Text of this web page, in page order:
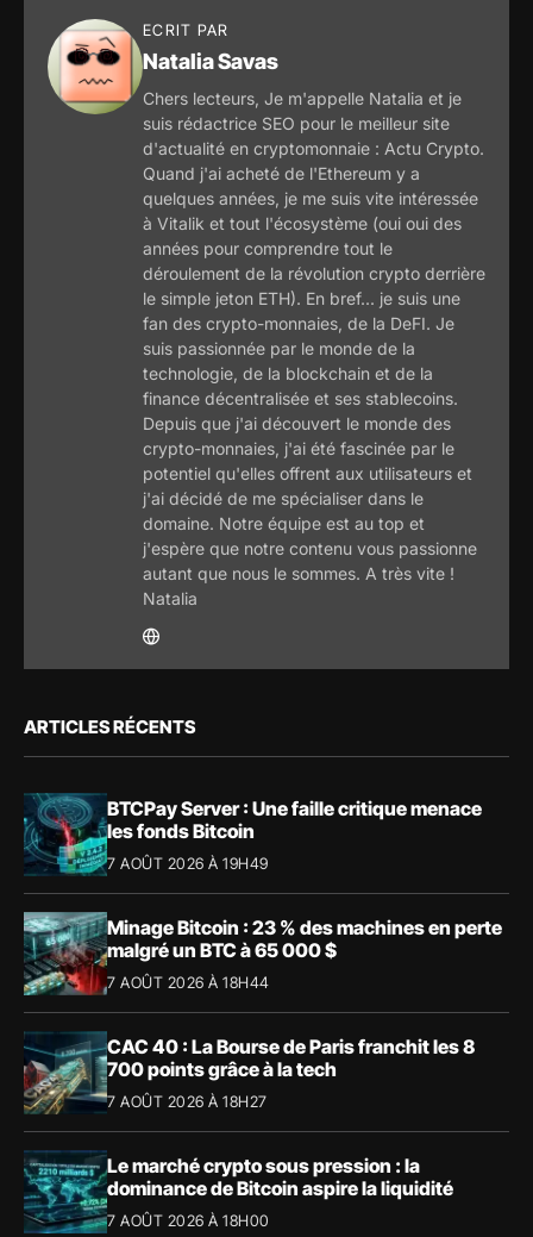
ECRIT PAR
Natalia Savas
Chers lecteurs, Je m'appelle Natalia et je
suis rédactrice SEO pour le meilleur site
d'actualité en cryptomonnaie : Actu Crypto.
Quand j'ai acheté de l'Ethereum y a
quelques années, je me suis vite intéressée
à Vitalik et tout l'écosystème (oui oui des
années pour comprendre tout le
déroulement de la révolution crypto derrière
le simple jeton ETH). En bref... je suis une
fan des crypto-monnaies, de la DeFI. Je
suis passionnée par le monde de la
technologie, de la blockchain et de la
finance décentralisée et ses stablecoins.
Depuis que j'ai découvert le monde des
crypto-monnaies, j'ai été fascinée par le
potentiel qu'elles offrent aux utilisateurs et
j'ai décidé de me spécialiser dans le
domaine. Notre équipe est au top et
j'espère que notre contenu vous passionne
autant que nous le sommes. A très vite !
Natalia
ARTICLES RÉCENTS
BTCPay Server : Une faille critique menace
les fonds Bitcoin
7 AOÛT 2026 À 19H49
Minage Bitcoin : 23 % des machines en perte
malgré un BTC à 65 000 $
7 AOÛT 2026 À 18H44
CAC 40 : La Bourse de Paris franchit les 8
700 points grâce à la tech
7 AOÛT 2026 À 18H27
Le marché crypto sous pression : la
dominance de Bitcoin aspire la liquidité
7 AOÛT 2026 À 18H00